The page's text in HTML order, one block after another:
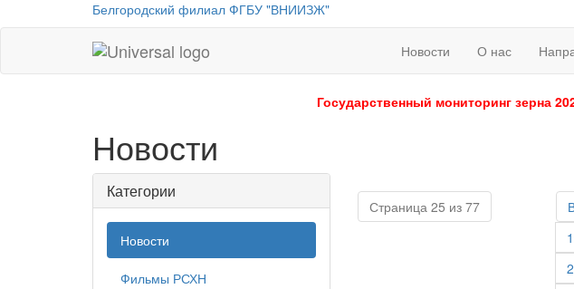
Белгородский филиал ФГБУ "ВНИИЗЖ"
homepage
Новости О нас
Государственный мониторинг зерна
Новости
Категории
Новости
Фильмы РСХН
Страница 25 из 77